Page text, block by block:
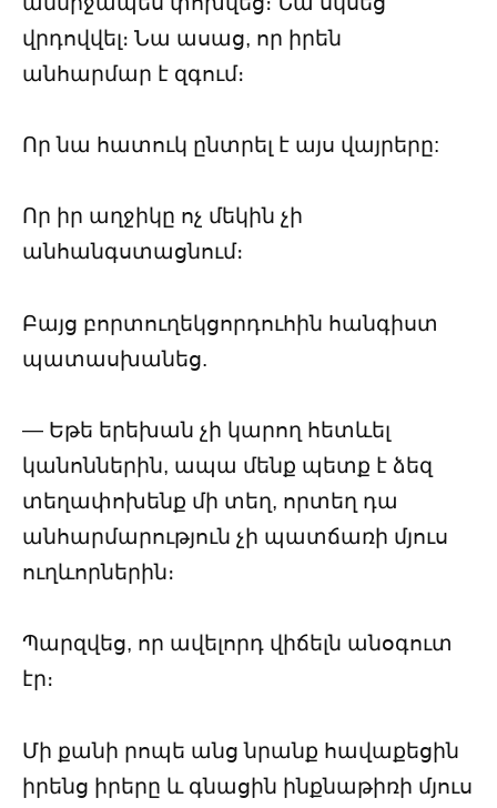
վրդովվել։ Նա ասաց, որ իրեն
անհարմար է զգում։
Որ նա հատուկ ընտրել է այս վայրերը:
Որ իր աղջիկը ոչ մեկին չի
անհանգստացնում։
Բայց բորտուղեկցորդուհին հանգիստ
պատասխանեց.
— Եթե երեխան չի կարող հետևել
կանոններին, ապա մենք պետք է ձեզ
տեղափոխենք մի տեղ, որտեղ դա
անհարմարություն չի պատճառի մյուս
ուղևորներին։
Պարզվեց, որ ավելորդ վիճելն անօգուտ
էր։
Մի քանի րոպե անց նրանք հավաքեցին
իրենց իրերը և գնացին ինքնաթիռի մյուս